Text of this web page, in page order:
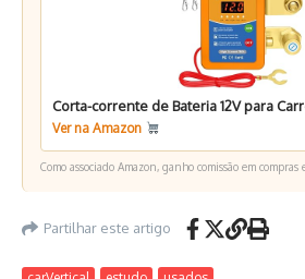
Corta-corrente de Bateria 12V para
Ver na Amazon
Como associado Amazon, ganho comissão em compras
Partilhar este artigo